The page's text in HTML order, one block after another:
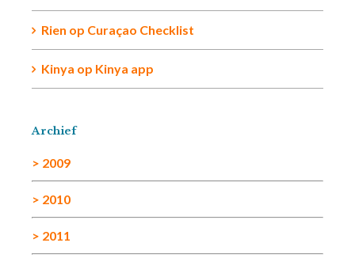
Rien op Curaçao Checklist
Kinya op Kinya app
Archief
> 2009
> 2010
> 2011